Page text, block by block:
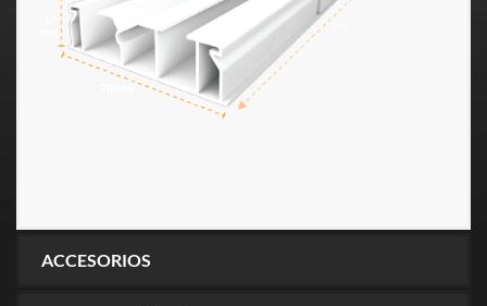
ACCESORIOS